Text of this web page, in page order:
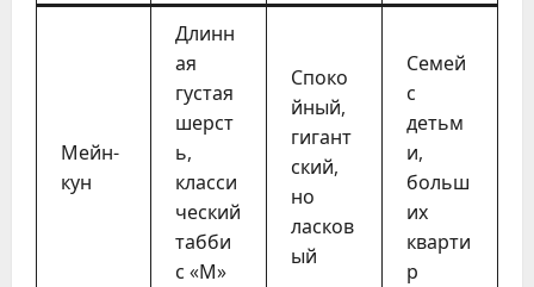
Мейн-
кун
Длинн
ая
густая
шерст
ь,
класси
ческий
табби
с «М»
Споко
йный,
гигант
ский,
но
ласков
ый
Семей
с
детьм
и,
больш
их
кварти
р